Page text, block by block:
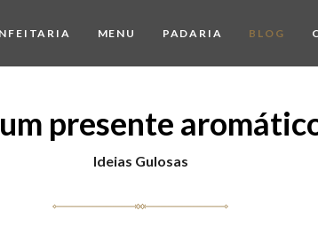
MENU PADARIA BLOG
presente
Ideias Gulosas